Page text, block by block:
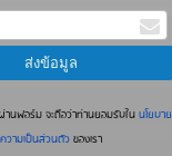
านฟอร์ม จะถือว่าท่านยอมรับในนโยบาย
ความเป็นส่วนตัวของเรา